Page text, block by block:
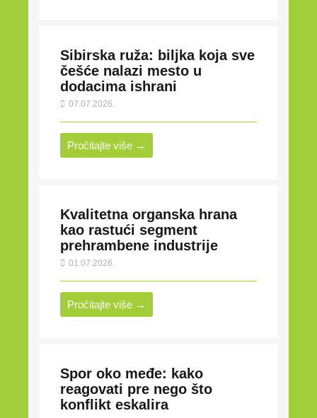
Sibirska ruža: biljka koja sve
češće nalazi mesto u
dodacima ishrani
07.07.2026.
Pročitajte više →
Kvalitetna organska hrana
kao rastući segment
prehrambene industrije
01.07.2026.
Pročitajte više →
Spor oko međe: kako
reagovati pre nego što
konflikt eskalira